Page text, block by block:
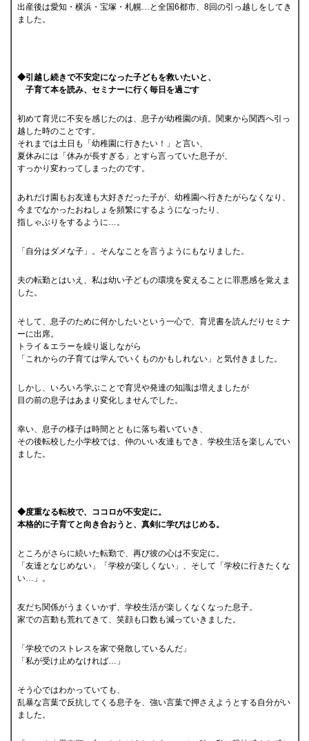
出産後は愛知・横浜・宝塚・札幌…と全国6都市、8回の引っ越しをしてき
ました。
◆引越し続きで不安定になった子どもを救いたいと、
子育て本を読み、セミナーに行く毎日を過ごす
初めて育児に不安を感じたのは、息子が幼稚園の頃。関東から関西へ引っ
越した時のことです。
それまでは土日も「幼稚園に行きたい！」と言い、
夏休みには「休みが長すぎる」とすら言っていた息子が、
すっかり変わってしまったのです。
あれだけ園もお友達も大好きだった子が、幼稚園へ行きたがらなくなり、
今までなかったおねしょを頻繁にするようになったり、
指しゃぶりをするように…。
「自分はダメな子」。そんなことを言うようにもなりました。
夫の転勤とはいえ、私は幼い子どもの環境を変えることに罪悪感を覚えま
した。
そして、息子のために何かしたいという一心で、育児書を読んだりセミナ
ーに出席。
トライ＆エラーを繰り返しながら
「これからの子育ては学んでいくものかもしれない」と気付きました。
しかし、いろいろ学ぶことで育児や発達の知識は増えましたが
目の前の息子はあまり変化しませんでした。
幸い、息子の様子は時間とともに落ち着いていき、
その後転校した小学校では、仲のいい友達もでき、学校生活を楽しんでい
ました。
◆度重なる転校で、ココロが不安定に。
本格的に子育てと向き合おうと、真剣に学びはじめる。
ところがさらに続いた転勤で、再び彼の心は不安定に。
「友達となじめない」「学校が楽しくない」、そして「学校に行きたくな
い…」。
友だち関係がうまくいかず、学校生活が楽しくなくなった息子。
家での言動も荒れてきて、笑顔も口数も減っていきました。
「学校でのストレスを家で発散しているんだ」
「私が受け止めなければ…」
そう心ではわかっていても、
乱暴な言葉で反抗してくる息子を、強い言葉で押さえようとする自分がい
ました。